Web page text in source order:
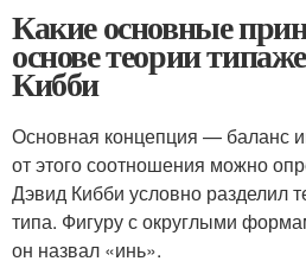
Какие основные
основе теории
Кибби
Основная концепция — баланс
от этого соотношения можно
Дэвид Кибби условно разделил
типа. Фигуру с округлыми
он назвал «инь».